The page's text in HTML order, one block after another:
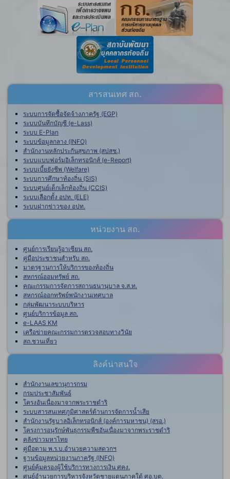
สารสนเทศ สถ.
ระบบการจัดซื้อจัดจ้างภาครัฐ (EGP)
ระบบบันทึกบัญชี (e-Lass)
ระบบ E-Plan
ระบบข้อมูลกลาง (INFO)
สำนักงานหลักประกันสุขภาพ (สปสช.)
ระบบแบบฟอร์มอิเล็กทรอนิกส์ (e-Report)
ระบบเบี้ยยังชีพ (Welfare)
ระบบการศึกษาท้องถิ่น (SIS)
ระบบศูนย์เด็กเล็กท้องถิ่น (CCIS)
ระบบเลือกตั้ง อปท. (ELE)
ระบบฝากข่าวของ อปท.
หน่วยงาน สถ.
ศูนย์การเรียนรู้อาเซียน สถ.
คู่มือประชาชนสำหรับ สถ.
มาตรฐานการให้บริการของท้องถิ่น
สหกรณ์ออมทรัพย์ สถ.
คณะกรรมการจัดการสถานธนานุบาล จ.ส.ท.
สหกรณ์ออกทรัพย์พนักงานเทศบาล
กลุ่มพัฒนาระบบบริหาร
ศูนย์บริการข้อมูล สถ.
e-LAAS KM
เครือข่ายคณะกรรมการตรวจสอบทางวินัย
สถ.ชวนเที่ยว
ลิงค์น่าสนใจ
สำนักงานเลขานุการกรม
กรมประชาสัมพันธ์
โครงอันเนื่องมาจากพระราชดำริ
ระบบสารสนเทศภูมิศาสตร์ด้านการจัดการน้ำเสีย
สำนักงานรัฐบาลอิเล็กทรอนิกส์ (องค์การมหาชน) (สรอ.)
โครงการอนุรักษ์พันธุกรรมพืชอันเนื่องมาจากพระราชดำริ
คลังข่าวมหาไทย
คู่มือตาม พ.ร.บ.อำนวยความสดวกฯ
ฐานข้อมูลหน่วยงานภาครัฐ (INFO)
ศูนย์คุ้มครองผู้ใช้บริการทางการเงิน ศคง.
ศูนย์อำนวยการบริหารจังหวัดชายแดนภาคใต้ ศอ.บต.